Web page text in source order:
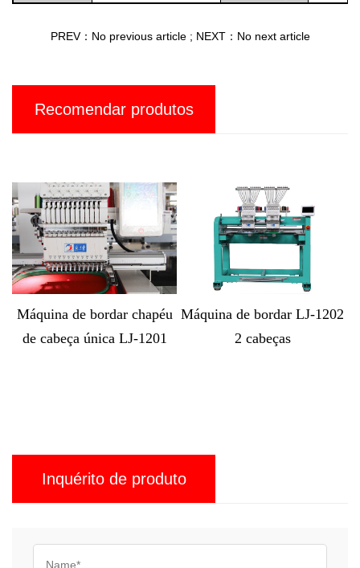
PREV：No previous article; NEXT：No next article
Recomendar produtos
Máquina de bordar LJ-1202
2 cabeças
Máquina
de bordar boné com 12
Inquérito de produto